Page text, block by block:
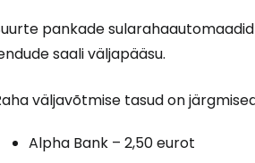
pankade
saali väljapääsu.
väljavõtmise tasud on
Alpha Bank – 2,50 eurot